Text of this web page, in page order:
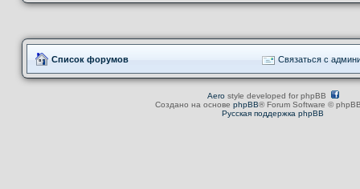
Список форумов Связаться с
Aerostyle developed for phpBB
Создано на основе phpBB® Forum Software ©
Русская поддержка phpBB